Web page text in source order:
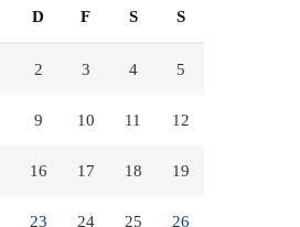
D F S S
2 3 4 5
9 10 11 12
16 17 18 19
23 24 25 26